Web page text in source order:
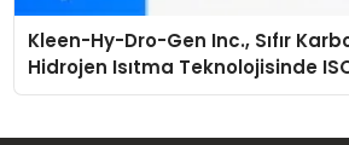
Kleen-Hy-Dro-Gen Inc., Sıfır
Hidrojen Isıtma Teknolojisinde
Düzenleyici Onaylarını Aldı